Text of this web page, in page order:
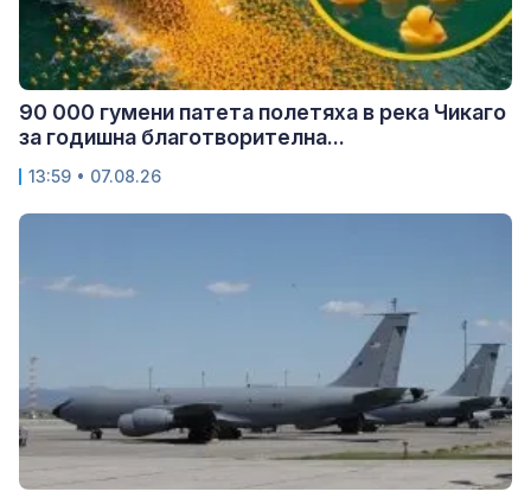
90 000 гумени патета полетяха в река Чикаго
за годишна благотворителна...
13:59 • 07.08.26